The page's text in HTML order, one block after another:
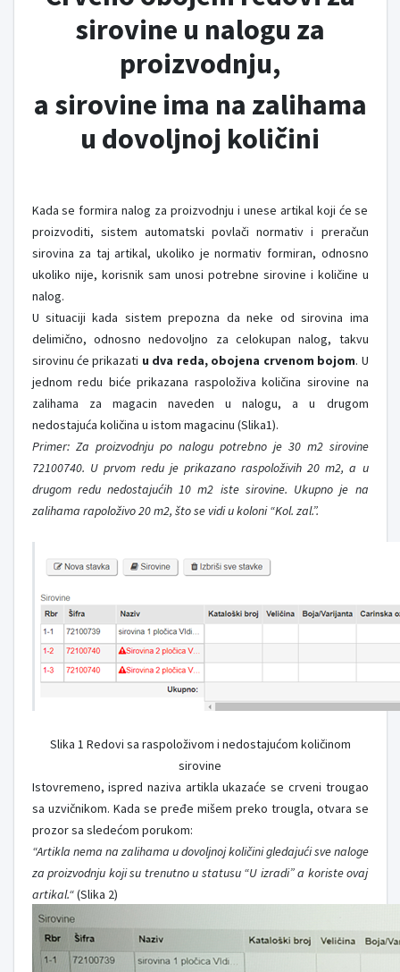
sirovine u nalogu za
proizvodnju,
a sirovine ima na zalihama
u dovoljnoj količini
Kada se formira nalog za proizvodnju i unese artikal koji će se
proizvoditi, sistem automatski povlači normativ i preračun
sirovina za taj artikal, ukoliko je normativ formiran, odnosno
ukoliko nije, korisnik sam unosi potrebne sirovine i količine u
nalog.
U situaciji kada sistem prepozna da neke od sirovina ima
delimično, odnosno nedovoljno za celokupan nalog, takvu
sirovinu će prikazati u dva reda, obojena crvenom bojom. U
jednom redu biće prikazana raspoloživa količina sirovine na
zalihama za magacin naveden u nalogu, a u drugom
nedostajuća količina u istom magacinu (Slika1).
Primer: Za proizvodnju po nalogu potrebno je 30 m2 sirovine
72100740. U prvom redu je prikazano raspoloživih 20 m2, a u
drugom redu nedostajućih 10 m2 iste sirovine. Ukupno je na
zalihama rapoloživo 20 m2, što se vidi u koloni “Kol. zal.”.
Slika 1 Redovi sa raspoloživom i nedostajućom količinom
sirovine
Istovremeno, ispred naziva artikla ukazaće se crveni trougao
sa uzvičnikom. Kada se pređe mišem preko trougla, otvara se
prozor sa sledećom porukom:
“Artikla nema na zalihama u dovoljnoj količini gledajući sve naloge
za proizvodnju koji su trenutno u statusu “U izradi” a koriste ovaj
artikal.“(Slika 2)